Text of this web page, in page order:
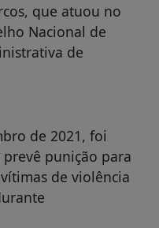
que atuou no
Nacional de
de
de 2021, foi
punição para
de violência